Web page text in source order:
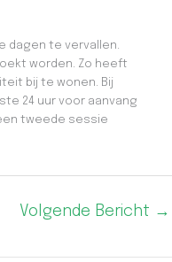
dagen te vervallen.
worden. Zo heeft
bij te wonen. Bij
24 uur voor aanvang
tweede sessie
Volgende Bericht →